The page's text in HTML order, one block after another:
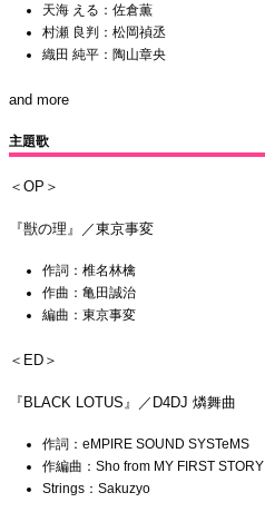
天海 える：佐倉薫
村瀬 良判：松岡禎丞
織田 純平：陶山章央
and more
主題歌
＜OP＞
『獣の理』／東京事変
作詞：椎名林檎
作曲：亀田誠治
編曲：東京事変
＜ED＞
『BLACK LOTUS』／D4DJ 燐舞曲
作詞：eMPIRE SOUND SYSTeMS
作編曲：Sho from MY FIRST STORY
Strings：Sakuzyo